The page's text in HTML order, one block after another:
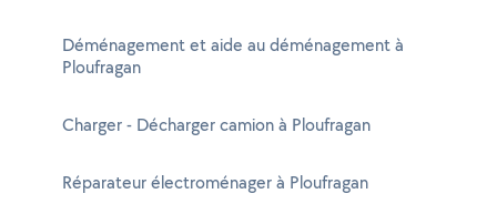
Déménagement et aide au déménagement à
Ploufragan
Charger - Décharger camion à Ploufragan
Réparateur électroménager à Ploufragan